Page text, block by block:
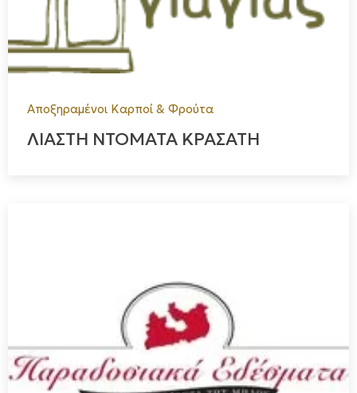
Αποξηραμένοι Καρποί & Φρούτα
ΛΙΑΣΤΗ ΝΤΟΜΑΤΑ ΚΡΑΣΑΤΗ